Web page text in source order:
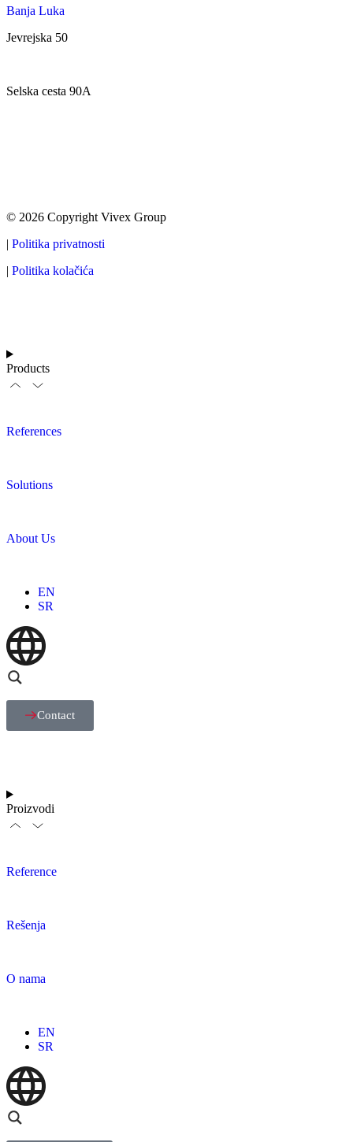
Banja Luka
Jevrejska 50
Selska cesta 90A
© 2026 Copyright Vivex Group
| Politika privatnosti
| Politika kolačića
Products
References
Solutions
About Us
EN
SR
Contact
Proizvodi
Reference
Rešenja
O nama
EN
SR